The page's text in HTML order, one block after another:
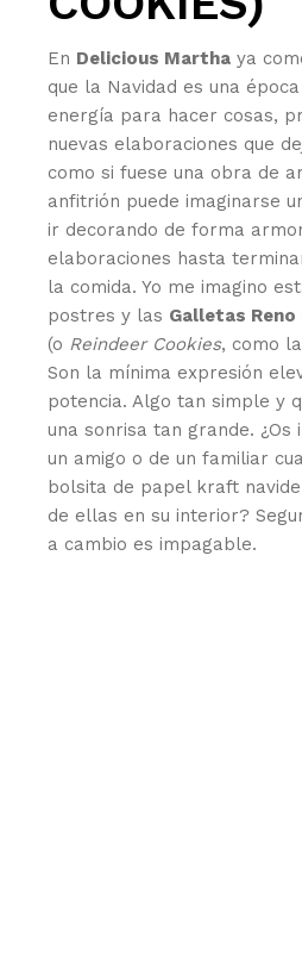
En Delicious Martha ya
que la Navidad es una
energía para hacer cosas,
nuevas elaboraciones que
como si fuese una obra de
anfitrión puede imaginarse
ir decorando de forma
elaboraciones hasta
la comida. Yo me imagino
postres y las Galletas Reno
(o Reindeer Cookies, como
Son la mínima expresión
potencia. Algo tan simple y
una sonrisa tan grande. ¿Os
un amigo o de un familiar
bolsita de papel kraft
de ellas en su interior?
a cambio es impagable.